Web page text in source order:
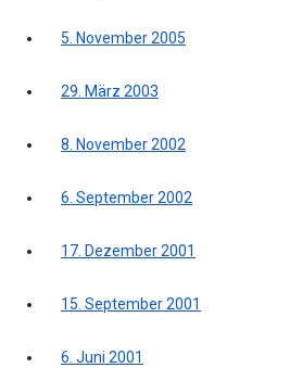
5. November 2005
29. März 2003
8. November 2002
6. September 2002
17. Dezember 2001
15. September 2001
6. Juni 2001